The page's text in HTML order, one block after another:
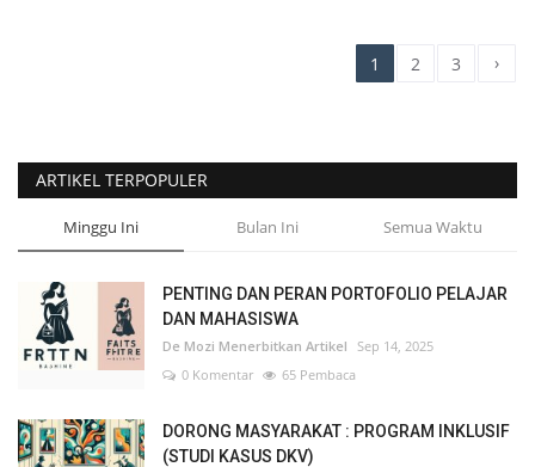
1 2 3 ›
ARTIKEL TERPOPULER
Minggu Ini Bulan Ini Semua Waktu
PENTING DAN PERAN PORTOFOLIO PELAJAR
DAN MAHASISWA
De Mozi Menerbitkan Artikel
Sep 14, 2025
0 Komentar
65 Pembaca
DORONG MASYARAKAT : PROGRAM INKLUSIF
(STUDI KASUS DKV)